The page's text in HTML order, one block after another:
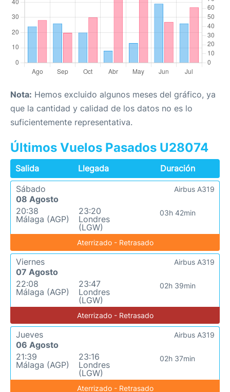
Nota: Hemos excluido algunos meses del gráfico, ya
que la cantidad y calidad de los datos no es lo
suficientemente representativa.
Últimos Vuelos Pasados U28074
Salida Llegada
Duración
Sábado
08 Agosto
20:38
Málaga (AGP)
23:20
Londres
(LGW)
03h 42min
Airbus A319
Aterrizado - Retrasado
Viernes
07 Agosto
22:08
Málaga (AGP)
23:47
Londres
(LGW)
02h 39min
Airbus A319
Aterrizado - Retrasado
Jueves
06 Agosto
21:39
Málaga (AGP)
23:16
Londres
(LGW)
02h 37min
Airbus A319
Aterrizado - Retrasado